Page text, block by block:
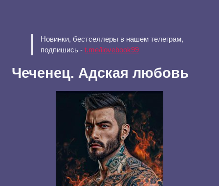
Новинки, бестселлеры в нашем телеграм,
подпишись - t.me/ilovebook99
Чеченец. Адская любовь